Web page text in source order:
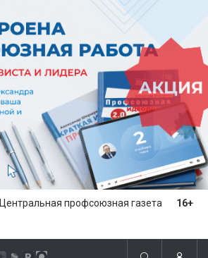
Центральная профсоюзная газета 16+